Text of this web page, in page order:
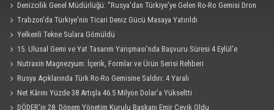
Denizcilik Genel Müdürlüğü: "Rusya'dan Türkiye'ye Gelen Ro-Ro Gemisi Dron
Saldırısına Uğradı"
Trabzon'da Türkiye'nin Ticari Deniz Gücü Masaya Yatırıldı
Yelkenli Tekne Sulara Gömüldü
15. Ulusal Gemi ve Yat Tasarım Yarışması'nda Başvuru Süresi 4 Eylül'e
Uzatıldı
Nutraxin Magnezyum: İçerik, Formlar ve Ürün Serisi Rehberi
Rusya Açıklarında Türk Ro-Ro Gemisine Saldırı: 4 Yaralı
Net Kârını Yüzde 38 Artışla 46.5 Milyon Dolar’a Yükseltti
DÖDER'in 28. Dönem Yönetim Kurulu Başkanı Emir Çevik Oldu